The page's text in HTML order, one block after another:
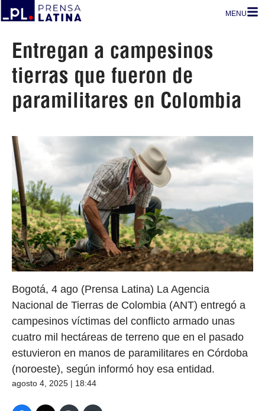
MENU
Entregan a campesinos
tierras que fueron de
paramilitares en Colombia
Bogotá, 4 ago (Prensa Latina) La Agencia
Nacional de Tierras de Colombia (ANT) entregó a
campesinos víctimas del conflicto armado unas
cuatro mil hectáreas de terreno que en el pasado
estuvieron en manos de paramilitares en Córdoba
(noroeste), según informó hoy esa entidad.
agosto 4, 2025 | 18:44